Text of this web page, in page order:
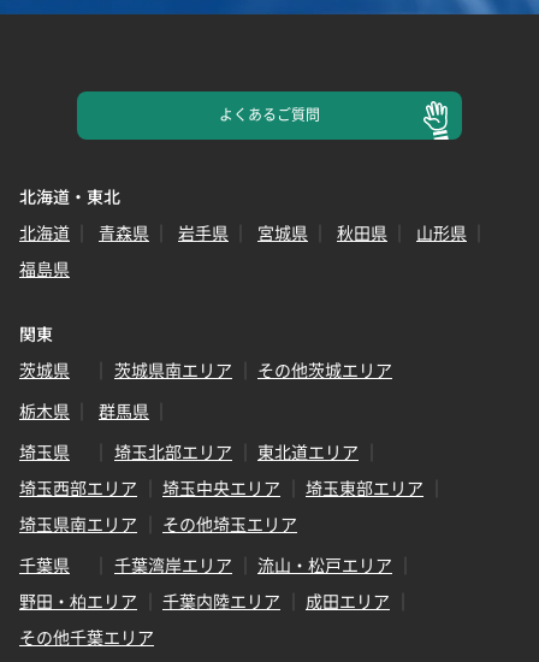
よくあるご質問
北海道・東北
北海道
青森県 岩手県 宮城県 秋田県
山形県
福島県
関東
茨城県
茨城県南エリア
その他茨城エリア
栃木県
群馬県
埼玉県
埼玉北部エリア
東北道エリア
埼玉西部エリア
埼玉中央エリア
埼玉東部エリア
埼玉県南エリア
その他埼玉エリア
千葉県
千葉湾岸エリア
流山・松戸エリア
野田・柏エリア
千葉内陸エリア
成田エリア
その他千葉エリア